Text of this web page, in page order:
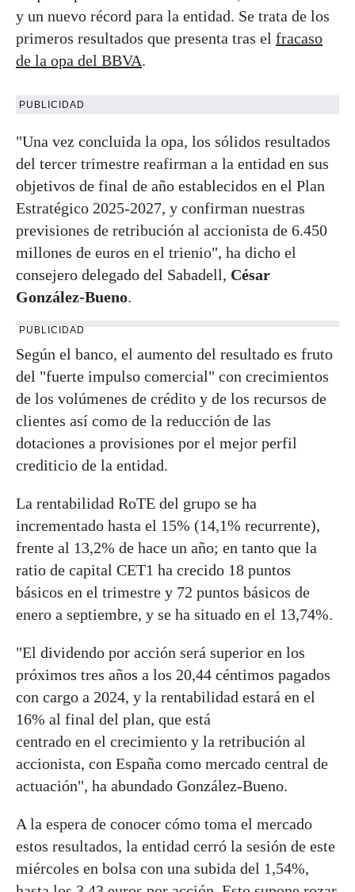
y un nuevo récord para la entidad. Se trata de los
primeros resultados que presenta tras el fracaso
de la opa del BBVA.
PUBLICIDAD
"Una vez concluida la opa, los sólidos resultados
del tercer trimestre reafirman a la entidad en sus
objetivos de final de año establecidos en el Plan
Estratégico 2025-2027, y confirman nuestras
previsiones de retribución al accionista de 6.450
millones de euros en el trienio", ha dicho el
consejero delegado del Sabadell, César
González-Bueno.
PUBLICIDAD
Según el banco, el aumento del resultado es fruto
del "fuerte impulso comercial" con crecimientos
de los volúmenes de crédito y de los recursos de
clientes así como de la reducción de las
dotaciones a provisiones por el mejor perfil
crediticio de la entidad.
La rentabilidad RoTE del grupo se ha
incrementado hasta el 15% (14,1% recurrente),
frente al 13,2% de hace un año; en tanto que la
ratio de capital CET1 ha crecido 18 puntos
básicos en el trimestre y 72 puntos básicos de
enero a septiembre, y se ha situado en el 13,74%.
"El dividendo por acción será superior en los
próximos tres años a los 20,44 céntimos pagados
con cargo a 2024, y la rentabilidad estará en el
16% al final del plan, que está
centrado en el crecimiento y la retribución al
accionista, con España como mercado central de
actuación", ha abundado González-Bueno.
A la espera de conocer cómo toma el mercado
estos resultados, la entidad cerró la sesión de este
miércoles en bolsa con una subida del 1,54%,